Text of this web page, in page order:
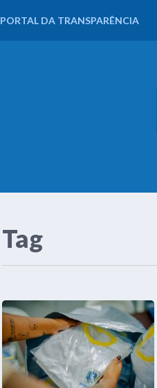
PORTAL DA TRANSPARÊNCIA
Tag